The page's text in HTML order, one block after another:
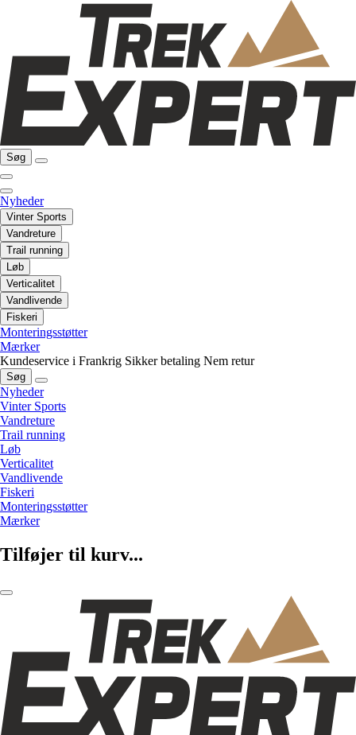
Søg
Nyheder
Vinter Sports
Vandreture
Trail running
Løb
Verticalitet
Vandlivende
Fiskeri
Monteringsstøtter
Mærker
Kundeservice i Frankrig Sikker betaling Nem retur
Søg
Nyheder
Vinter Sports
Vandreture
Trail running
Løb
Verticalitet
Vandlivende
Fiskeri
Monteringsstøtter
Mærker
Tilføjer til kurv...